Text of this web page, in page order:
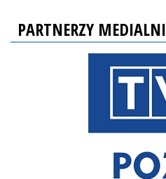
PARTNERZY MEDIALNI